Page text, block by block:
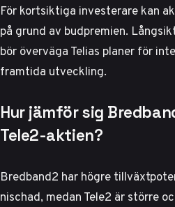
För kortsiktiga investerare kan
på grund av budpremien.
bör överväga Telias planer för
framtida utveckling.
Hur jämför sig
Tele2-aktien?
Bredband2 har högre
nischad, medan Tele2 är större